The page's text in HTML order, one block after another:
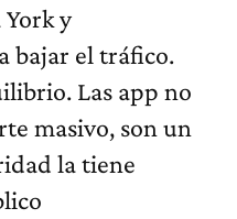
y
bajar el tráfico.
Las app no
masivo, son un
la tiene